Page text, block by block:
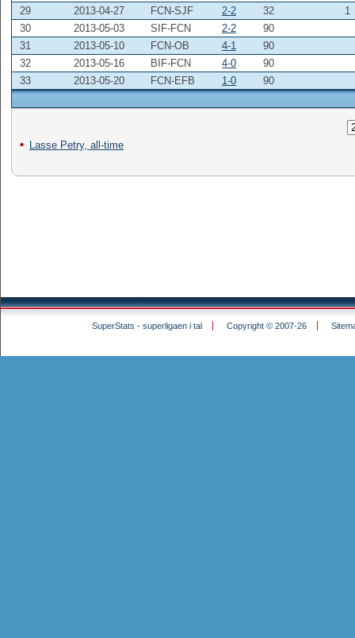
29
2013-04-27 FCN-SJF 2-2 32
1
30
2013-05-03 SIF-FCN 2-2
90
31
2013-05-10 FCN-OB 4-1
90
32
2013-05-16 BIF-FCN 4-0
90
33
2013-05-20 FCN-EFB 1-0 90
Lasse Petry, all-time
SuperStats - superligaen i tal Copyright © 2007-26